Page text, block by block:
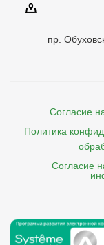
пр.
Согласие
Политика
Согласие